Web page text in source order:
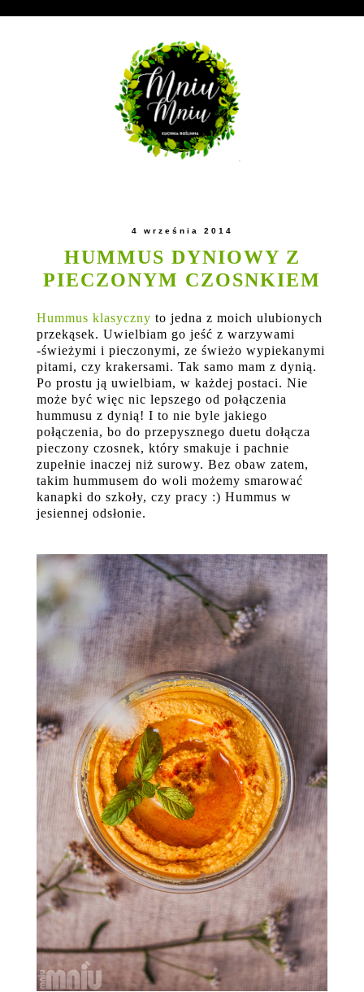
4 września 2014
HUMMUS DYNIOWY Z
PIECZONYM CZOSNKIEM
Hummus klasyczny to jedna z moich ulubionych
przekąsek. Uwielbiam go jeść z warzywami
-świeżymi i pieczonymi, ze świeżo wypiekanymi
pitami, czy krakersami. Tak samo mam z dynią.
Po prostu ją uwielbiam, w każdej postaci. Nie
może być więc nic lepszego od połączenia
hummusu z dynią! I to nie byle jakiego
połączenia, bo do przepysznego duetu dołącza
pieczony czosnek, który smakuje i pachnie
zupełnie inaczej niż surowy. Bez obaw zatem,
takim hummusem do woli możemy smarować
kanapki do szkoły, czy pracy :) Hummus w
jesiennej odsłonie.